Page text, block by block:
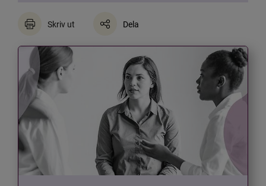
Skriv ut Dela